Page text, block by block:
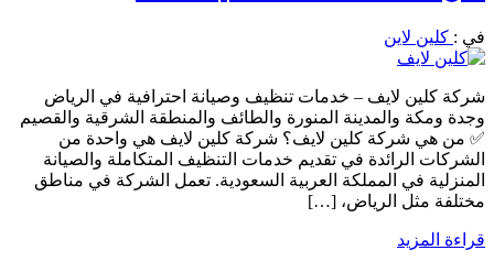
في : كلين لاين
شركة كلين لايف – خدمات تنظيف وصيانة احترافية في الرياض
وجدة ومكة والمدينة المنورة والطائف والمنطقة الشرقية والقصيم
✅ من هي شركة كلين لايف؟ شركة كلين لايف هي واحدة من
الشركات الرائدة في تقديم خدمات التنظيف المتكاملة والصيانة
المنزلية في المملكة العربية السعودية. تعمل الشركة في مناطق
مختلفة مثل الرياض، […]
قراءة المزيد